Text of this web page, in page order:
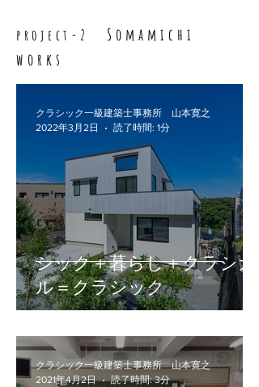
project-2 Somamichi
works
シック＋暮らし＋クラシカ
ル＝クラシック
クラシック一級建築士事務所 山本寛之
2022年3月2日
読了時間: 1分
クラシック一級建築士事務所 山本寛之
2021年4月2日
読了時間: 3分